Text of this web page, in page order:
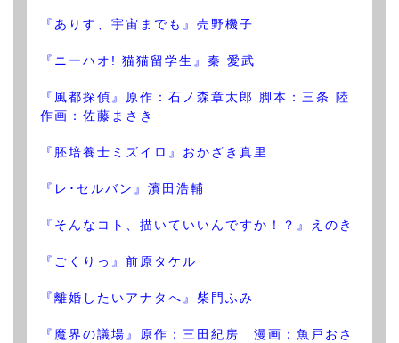
『ありす、宇宙までも』売野機子
『ニーハオ! 猫猫留学生』秦 愛武
『風都探偵』原作：石ノ森章太郎 脚本：三条 陸
作画：佐藤まさき
『胚培養士ミズイロ』おかざき真里
『レ･セルバン』濱田浩輔
『そんなコト、描いていいんですか！？』えのき
『ごくりっ』前原タケル
『離婚したいアナタへ』柴門ふみ
『魔界の議場』原作：三田紀房 漫画：魚戸おさ